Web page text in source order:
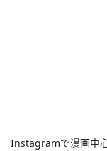
Instagramで漫画中